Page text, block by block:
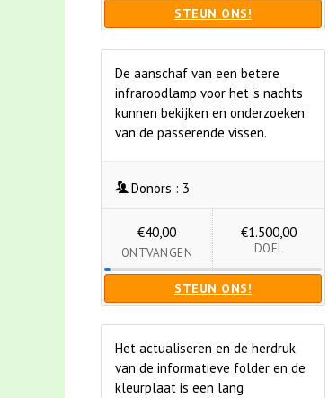
STEUN ONS!
De aanschaf van een betere
infraroodlamp voor het 's nachts
kunnen bekijken en onderzoeken
van de passerende vissen.
Donors : 3
€40,00
ONTVANGEN
€1.500,00
DOEL
STEUN ONS!
Het actualiseren en de herdruk
van de informatieve folder en de
kleurplaat is een lang